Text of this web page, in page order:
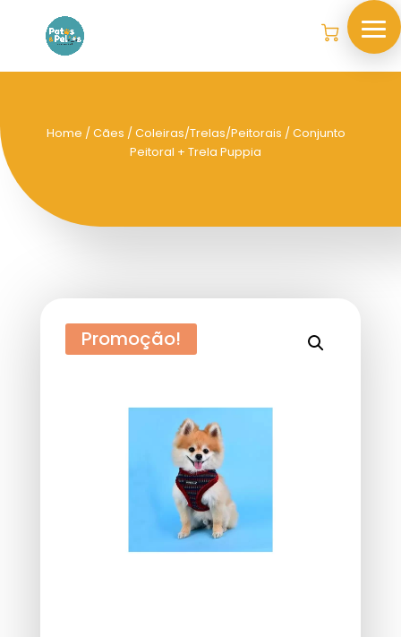
Home /Cães /Coleiras/Trelas/Peitorais / Conjunto
Peitoral + Trela Puppia
Promoção!